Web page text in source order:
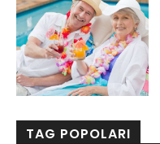
TAG POPOLARI